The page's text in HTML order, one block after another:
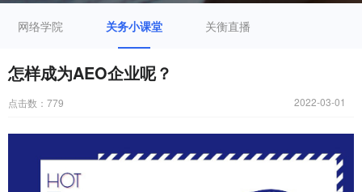
网络学院 关务小课堂 关衡直播
怎样成为AEO企业呢？
2022-03-01
点击数： 779